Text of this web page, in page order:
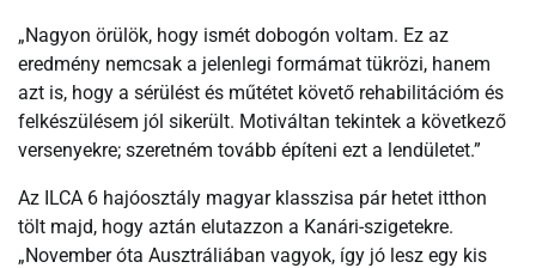
„Nagyon örülök, hogy ismét dobogón voltam. Ez az
eredmény nemcsak a jelenlegi formámat tükrözi, hanem
azt is, hogy a sérülést és műtétet követő rehabilitációm és
felkészülésem jól sikerült. Motiváltan tekintek a következő
versenyekre; szeretném tovább építeni ezt a lendületet.”
Az ILCA 6 hajóosztály magyar klasszisa pár hetet itthon
tölt majd, hogy aztán elutazzon a Kanári-szigetekre.
„November óta Ausztráliában vagyok, így jó lesz egy kis